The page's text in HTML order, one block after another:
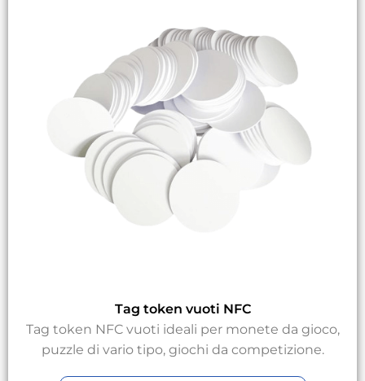
Tag token vuoti NFC
Tag token NFC vuoti ideali per monete da gioco,
puzzle di vario tipo, giochi da competizione.